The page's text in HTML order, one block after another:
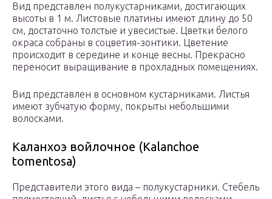
Вид представлен полукустарниками, достигающих
высоты в 1 м. Листовые платины имеют длину до 50
см, достаточно толстые и увесистые. Цветки белого
окраса собраны в соцветия-зонтики. Цветение
происходит в середине и конце весны. Прекрасно
переносит выращивание в прохладных помещениях.
Вид представлен в основном кустарниками. Листья
имеют зубчатую форму, покрыты небольшими
волосками.
Каланхоэ войлочное (Kalanchoe
tomentosa)
Представители этого вида – полукустарники. Стебель